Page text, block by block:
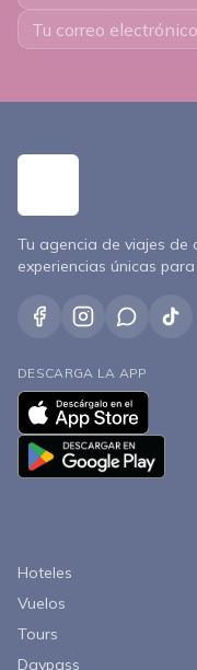
Tu agencia de viajes de
experiencias únicas
DESCARGA LA APP
Hoteles
Vuelos
Tours
Daypass